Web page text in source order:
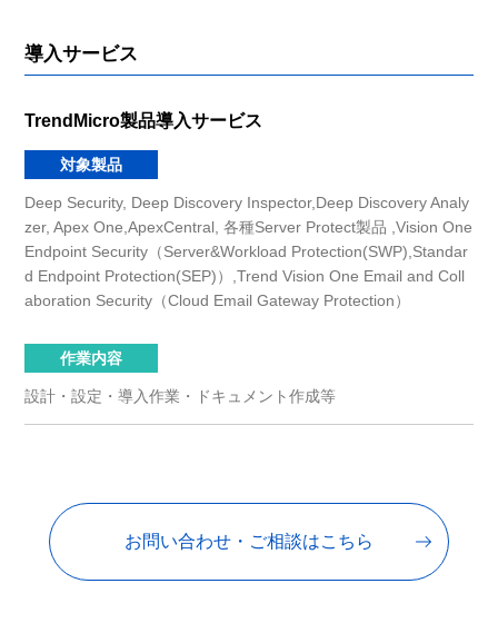
導入サービス
TrendMicro製品導入サービス
対象製品
Deep Security, Deep Discovery Inspector,Deep Discovery Analy
zer, Apex One,ApexCentral, 各種Server Protect製品 ,Vision One
Endpoint Security（Server&Workload Protection(SWP),Standar
d Endpoint Protection(SEP)）,Trend Vision One Email and Coll
aboration Security（Cloud Email Gateway Protection）
作業内容
設計・設定・導入作業・ドキュメント作成等
お問い合わせ・ご相談はこちら